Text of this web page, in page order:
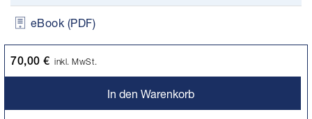
eBook (PDF)
70,00 € inkl. MwSt.
In den Warenkorb